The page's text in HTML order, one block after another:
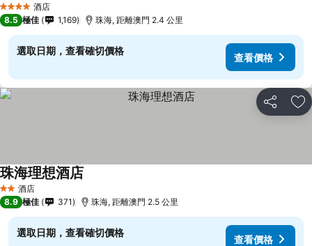
4 星級 酒店
8.5 極佳 1,169 珠海, 距離澳門 2.4 公里
選取日期，查看確切價格
查看價格
分享 放
2 星級酒店
珠海理想酒店
8.9 極佳 371 珠海, 距離澳門 2.5 公里
選取日期，查看確切價格
查看價格